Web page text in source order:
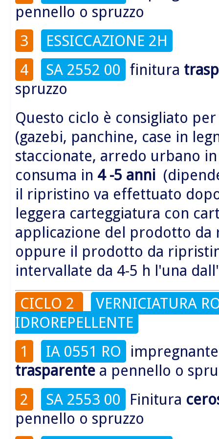
pennello o spruzzo
3
ESSICCAZIONE 2H
4
SA 2552 00 finitura
spruzzo
Questo ciclo è consigliato
(gazebi, panchine, case in
staccionate, arredo urbano
consuma in 4 -5 anni
il ripristino va effettuato
leggera carteggiatura con
applicazione del prodotto
oppure il prodotto da
intervallate da 4-5 h l'una
CICLO 2
VERNICIATURA
IDROREPELLENTE
1
IA 0551 RO
trasparente a pennello o
2
SA 2553 00 Finitura
pennello o spruzzo